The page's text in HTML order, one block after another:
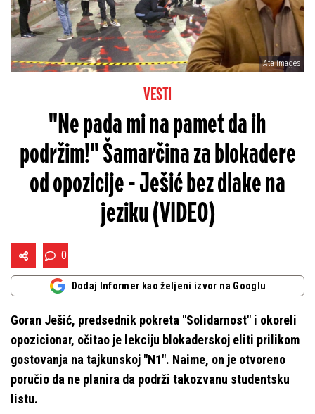
Ata images
VESTI
"Ne pada mi na pamet da ih
podržim!" Šamarčina za blokadere
od opozicije - Ješić bez dlake na
jeziku (VIDEO)
0
Dodaj Informer kao željeni izvor na Googlu
Goran Ješić, predsednik pokreta "Solidarnost" i okoreli
opozicionar, očitao je lekciju blokaderskoj eliti prilikom
gostovanja na tajkunskoj "N1". Naime, on je otvoreno
poručio da ne planira da podrži takozvanu studentsku
listu.